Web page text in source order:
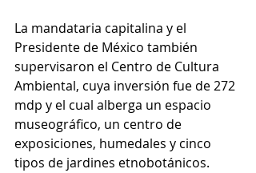
La mandataria capitalina y el
Presidente de México también
supervisaron el Centro de Cultura
Ambiental, cuya inversión fue de 272
mdp y el cual alberga un espacio
museográfico, un centro de
exposiciones, humedales y cinco
tipos de jardines etnobotánicos.